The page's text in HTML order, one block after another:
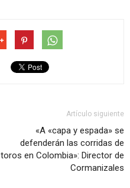
Artículo siguiente
«A «capa y espada» se
defenderán las corridas de
toros en Colombia»: Director de
Cormanizales